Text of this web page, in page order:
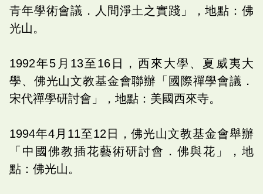
青年學術會議．人間淨土之實踐」，地點：佛
光山。
1992年5月13至16日，西來大學、夏威夷大
學、佛光山文教基金會聯辦「國際禪學會議．
宋代禪學研討會」，地點：美國西來寺。
1994年4月11至12日，佛光山文教基金會舉辦
「中國佛教插花藝術研討會．佛與花」，地
點：佛光山。